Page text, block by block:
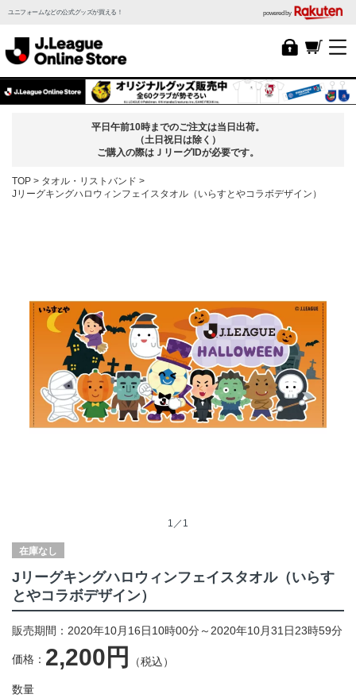
ユニフォームなどの公式グッズが買える！ powered by
平日午前10時までのご注文は当日出荷。
（土日祝日は除く）
ご購入の際はＪリーグIDが必要です。
TOP
タオル・リストバンド
Jリーグキングハロウィンフェイスタオル（いらすとやコラボデザイン）
1／1
在庫なし
Jリーグキングハロウィンフェイスタオル（いらす
とやコラボデザイン）
販売期間：2020年10月16日10時00分～2020年10月31日23時59分
価格： 2,200円 （税込）
数量